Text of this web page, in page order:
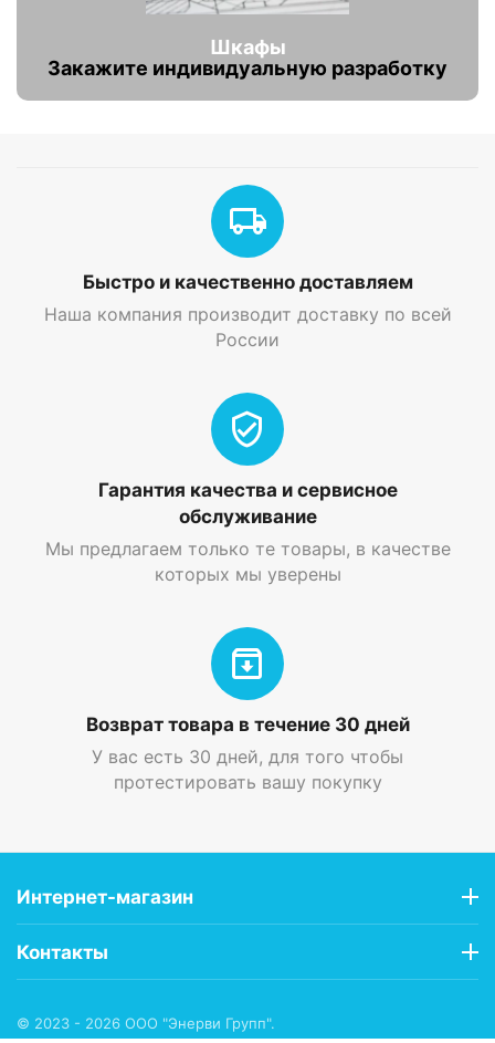
Шкафы
Закажите индивидуальную разработку
Быстро и качественно доставляем
Наша компания производит доставку по всей
России
Гарантия качества и сервисное
обслуживание
Мы предлагаем только те товары, в качестве
которых мы уверены
Возврат товара в течение 30 дней
У вас есть 30 дней, для того чтобы
протестировать вашу покупку
Интернет-магазин
Контакты
© 2023 - 2026 ООО "Энерви Групп".